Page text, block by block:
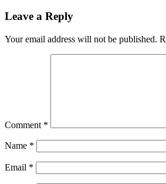
Leave a Reply
Your email address will not be published.
Comment *
Name *
Email *